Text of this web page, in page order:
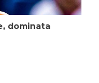
dominata